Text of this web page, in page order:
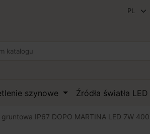
szynowe Źródła światła LED
IP67 DOPO MARTINA LED 7W